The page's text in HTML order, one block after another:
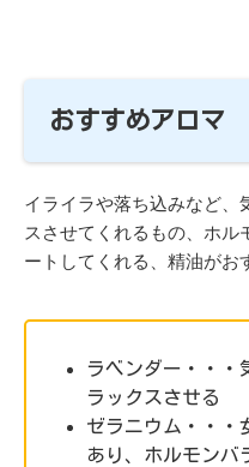
おすすめアロマ
イライラや落ち込みなど、
スさせてくれるもの、ホル
ートしてくれる、精油がお
ラベンダー・・・
ラックスさせる
ゼラニウム・・・
あり、ホルモンバ